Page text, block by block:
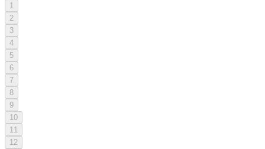
1
2
3
4
5
6
7
8
9
10
11
12